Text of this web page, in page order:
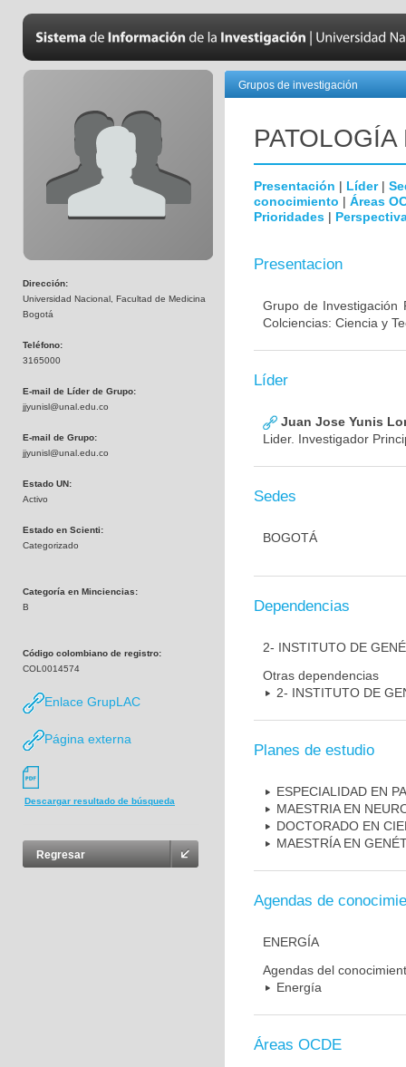
Dirección:
Universidad Nacional, Facultad de Medicina
Bogotá
Teléfono:
3165000
E-mail de Líder de Grupo:
jjyunisl@unal.edu.co
E-mail de Grupo:
jjyunisl@unal.edu.co
Estado UN:
Activo
Estado en Scienti:
Categorizado
Categoría en Minciencias:
B
Código colombiano de registro:
COL0014574
Enlace GrupLAC
Página externa
Descargar resultado de búsqueda
Regresar
Grupos de investigación
Presentación | Líder|
conocimiento | Áreas
Prioridades |
Presentacion
Grupo de Investigación
Colciencias: Ciencia y
Líder
Juan Jose Yunis
Lider. Investigador
Sedes
BOGOTÁ
Dependencias
2- INSTITUTO DE
Otras dependencias
2- INSTITUTO DE
Planes de estudio
ESPECIALIDAD EN
MAESTRIA EN
DOCTORADO EN
MAESTRÍA EN
Agendas de
ENERGÍA
Agendas del
Energía
Áreas OCDE